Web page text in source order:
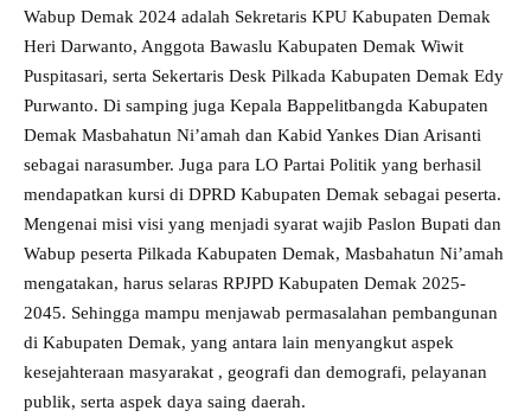
Wabup Demak 2024 adalah Sekretaris KPU Kabupaten Demak
Heri Darwanto, Anggota Bawaslu Kabupaten Demak Wiwit
Puspitasari, serta Sekertaris Desk Pilkada Kabupaten Demak Edy
Purwanto. Di samping juga Kepala Bappelitbangda Kabupaten
Demak Masbahatun Ni’amah dan Kabid Yankes Dian Arisanti
sebagai narasumber. Juga para LO Partai Politik yang berhasil
mendapatkan kursi di DPRD Kabupaten Demak sebagai peserta.
Mengenai misi visi yang menjadi syarat wajib Paslon Bupati dan
Wabup peserta Pilkada Kabupaten Demak, Masbahatun Ni’amah
mengatakan, harus selaras RPJPD Kabupaten Demak 2025-
2045. Sehingga mampu menjawab permasalahan pembangunan
di Kabupaten Demak, yang antara lain menyangkut aspek
kesejahteraan masyarakat , geografi dan demografi, pelayanan
publik, serta aspek daya saing daerah.